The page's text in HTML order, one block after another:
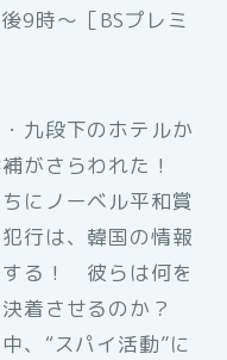
9時〜［BSプレミ
九段下のホテルか
がさらわれた！
にノーベル平和賞
行は、韓国の情報
する！ 彼らは何を
着させるのか？
、“スパイ活動”に